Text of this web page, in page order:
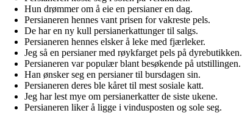
Hun drømmer om å eie en persianer en dag.
Persianeren hennes vant prisen for vakreste pels.
De har en ny kull persianerkattunger til salgs.
Persianeren hennes elsker å leke med fjærleker.
Jeg så en persianer med røykfarget pels på dyrebutikken.
Persianeren var populær blant besøkende på utstillingen.
Han ønsker seg en persianer til bursdagen sin.
Persianeren deres ble kåret til mest sosiale katt.
Jeg har lest mye om persianerkatter de siste ukene.
Persianeren liker å ligge i vindusposten og sole seg.